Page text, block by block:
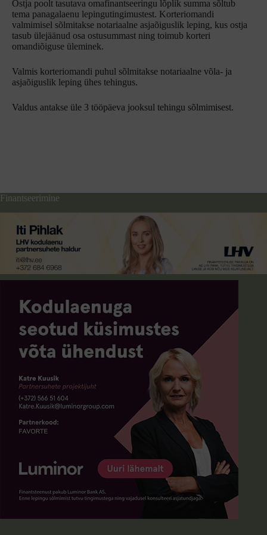
Ostja poolt tasutava omafinantseeringu lõplik summa sõltub
tema panagalaenu lepingutingimustest. Korteriomandi
valmimisel sõlmitakse notariaalne asjaõiguslik leping, kus ostja
tasub ülejäänud osa ostusummast ning toimub korteri
omandiõiguse üleminek.
Valmis korteriomandi puhul sõlmitakse notariaalne võla- ja
asjaõiguslik leping ühes tehingus.
Valdus antakse üle 3 tööpäeva jooksul tehingu sõlmimisest.
Finantseerimine